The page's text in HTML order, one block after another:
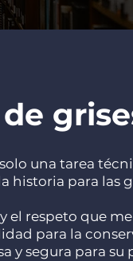
una tarea
historia para las
el respeto que
para la
y segura para su